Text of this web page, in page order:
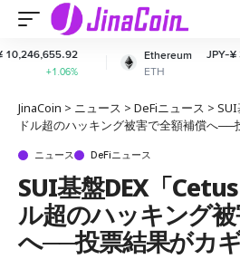
Ethereum
ETH
JPY-¥ 302,266.39
JinaCoin > ニュース > DeFiニュース > SUI
ドル超のハッキング被害で全額補償へ──
ニュース DeFiニュース
SUI基盤DEX「
ル超のハッキング
へ──投票結果がカ